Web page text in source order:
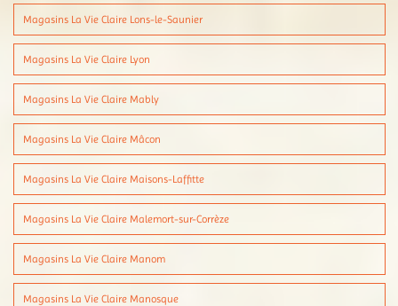
Magasins La Vie Claire Lons-le-Saunier
Magasins La Vie Claire Lyon
Magasins La Vie Claire Mably
Magasins La Vie Claire Mâcon
Magasins La Vie Claire Maisons-Laffitte
Magasins La Vie Claire Malemort-sur-Corrèze
Magasins La Vie Claire Manom
Magasins La Vie Claire Manosque